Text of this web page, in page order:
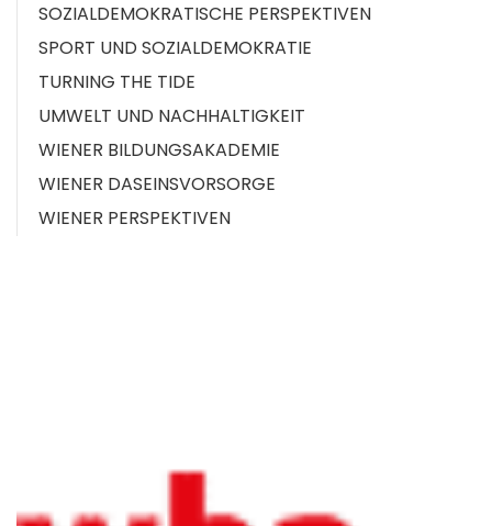
SOZIALDEMOKRATISCHE PERSPEKTIVEN
SPORT UND SOZIALDEMOKRATIE
TURNING THE TIDE
UMWELT UND NACHHALTIGKEIT
WIENER BILDUNGSAKADEMIE
WIENER DASEINSVORSORGE
WIENER PERSPEKTIVEN